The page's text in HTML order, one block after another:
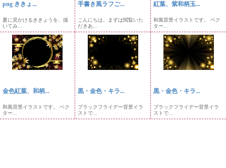
png ききょ...
夏に見かけるききょうを、描
いてみ...
手書き風ラフご...
こんにちは。まずは閲覧いた
だきあ...
紅葉、紫和柄玉...
和風背景イラストです。 ベク
ター...
金色紅葉、和柄...
和風背景イラストです。 ベク
ター...
黒・金色・キラ...
ブラックフライデー背景イラ
ストで...
黒・金色・キラ...
ブラックフライデー背景イラ
ストで...